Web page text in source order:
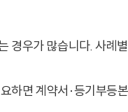
경우가 많습니다. 사례
하면 계약서·등기부등